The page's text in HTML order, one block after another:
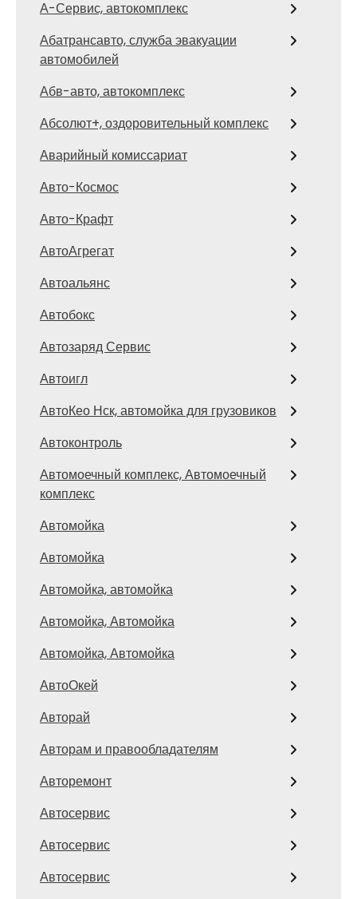
А-Сервис, автокомплекс
Абатрансавто, служба эвакуации
автомобилей
Абв-авто, автокомплекс
Абсолют+, оздоровительный комплекс
Аварийный комиссариат
Авто-Космос
Авто-Крафт
АвтоАгрегат
Автоальянс
Автобокс
Автозаряд Сервис
Автоигл
АвтоКео Нск, автомойка для грузовиков
Автоконтроль
Автомоечный комплекс, Автомоечный
комплекс
Автомойка
Автомойка
Автомойка, автомойка
Автомойка, Автомойка
Автомойка, Автомойка
АвтоОкей
Авторай
Авторам и правообладателям
Авторемонт
Автосервис
Автосервис
Автосервис